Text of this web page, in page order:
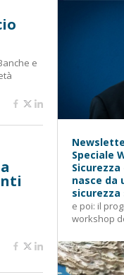
e
Speciale
Sicurezza
nasce da
e poi: il
workshop